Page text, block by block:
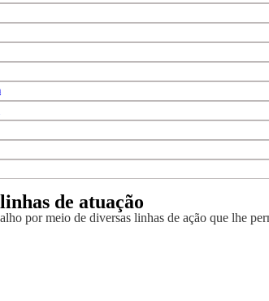
de atuação
por meio de diversas linhas de ação que lhe